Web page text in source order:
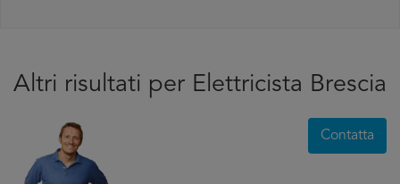
Altri risultati per Elettricista Brescia
Contatta